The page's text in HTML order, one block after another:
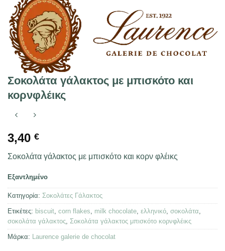
Σοκολάτα γάλακτος με μπισκότο και
κορνφλέικς
3,40 €
Σοκολάτα γάλακτος με μπισκότο και κορν φλέικς
Εξαντλημένο
Κατηγορία: Σοκολάτες Γάλακτος
Ετικέτες: biscuit corn flakes milk chocolate ελληνικό σοκολάτα
σοκολάτα γάλακτος Σοκολάτα γάλακτος μπισκότο κορνφλέικς
Μάρκα: Laurence galerie de chocolat